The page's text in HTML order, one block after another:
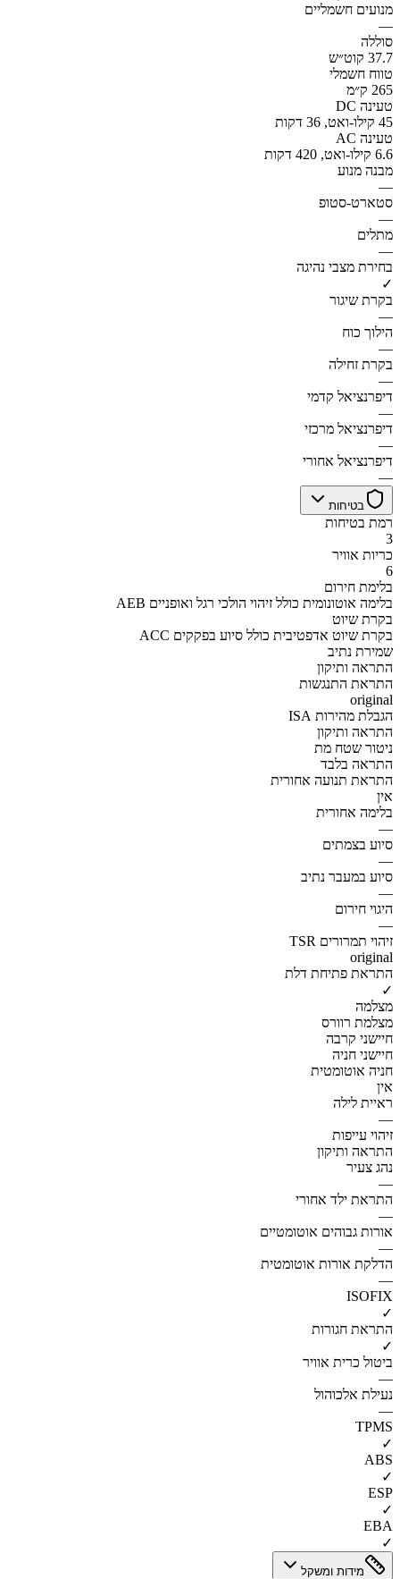
מנועים חשמליים
—
סוללה
37.7 קוט״ש
טווח חשמלי
265 ק״מ
טעינה DC
45 קילו-ואט, 36 דקות
טעינה AC
6.6 קילו-ואט, 420 דקות
מבנה מנוע
—
סטארט-סטופ
—
מתלים
—
בחירת מצבי נהיגה
✓
בקרת שיגור
—
הילוך כוח
—
בקרת זחילה
—
דיפרנציאל קדמי
—
דיפרנציאל מרכזי
—
דיפרנציאל אחורי
—
בטיחות
רמת בטיחות
3
כריות אוויר
6
בלימת חירום
AEB בלימה אוטונומית כולל זיהוי הולכי רגל ואופניים
בקרת שיוט
ACC בקרת שיוט אדפטיבית כולל סיוע בפקקים
שמירת נתיב
התראה ותיקון
התראת התנגשות
original
הגבלת מהירות ISA
התראה ותיקון
ניטור שטח מת
התראה בלבד
התראת תנועה אחורית
אין
בלימה אחורית
—
סיוע בצמתים
—
סיוע במעבר נתיב
—
היגוי חירום
—
זיהוי תמרורים TSR
original
התראת פתיחת דלת
✓
מצלמה
מצלמת רוורס
חיישני קרבה
חיישני חניה
חניה אוטומטית
אין
ראיית לילה
—
זיהוי עייפות
התראה ותיקון
נהג צעיר
—
התראת ילד אחורי
—
אורות גבוהים אוטומטיים
—
הדלקת אורות אוטומטית
—
ISOFIX
✓
התראת חגורות
✓
ביטול כרית אוויר
—
נעילת אלכוהול
—
TPMS
✓
ABS
✓
ESP
✓
EBA
✓
מידות ומשקל